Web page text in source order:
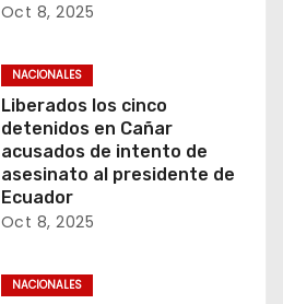
Oct 8, 2025
NACIONALES
Liberados los cinco
detenidos en Cañar
acusados de intento de
asesinato al presidente de
Ecuador
Oct 8, 2025
NACIONALES